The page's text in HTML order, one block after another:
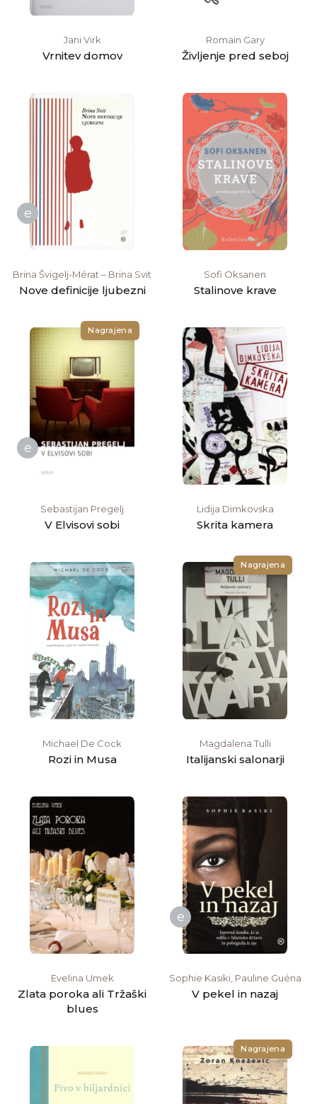
Jani Virk
Vrnitev domov
Romain Gary
Življenje pred seboj
e
Brina Švigelj-Mérat – Brina Svit
Nove definicije ljubezni
Sofi Oksanen
Stalinove krave
Nagrajena
e
Sebastijan Pregelj
V Elvisovi sobi
Lidija Dimkovska
Skrita kamera
Michael De Cock
Rozi in Musa
Nagrajena
Magdalena Tulli
Italijanski salonarji
Evelina Umek
Zlata poroka ali Tržaški
blues
e
Sophie Kasiki, Pauline Guéna
V pekel in nazaj
Nagrajena